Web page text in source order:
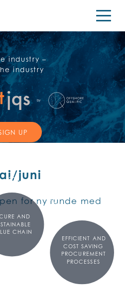
AND
CHAIN
EFFICIENT AND
COST SAVING
PROCUREMENT
PROCESSES
industry –
industry
by
UP
juni
for ny runde med